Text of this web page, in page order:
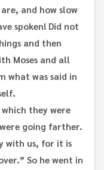
and how slow
spoken! Did not
and then
Moses and all
what was said in
they were
going farther.
with us, for it is
So he went in